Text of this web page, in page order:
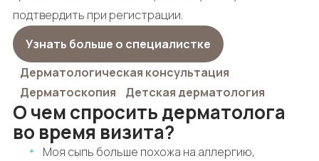
подтвердить при регистрации.
Узнать больше о специалистке
Дерматологическая консультация
Дерматоскопия
Детская дерматология
О чем спросить дерматолога
во время визита?
Моя сыпь больше похожа на аллергию,